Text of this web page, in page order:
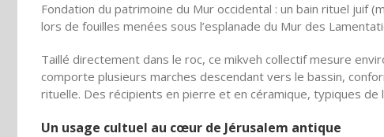
Fondation du patrimoine du Mur occidental : un bain rituel juif
lors de fouilles menées sous l’esplanade du Mur des
Taillé directement dans le roc, ce mikveh collectif mesure
comporte plusieurs marches descendant vers le bassin,
rituelle. Des récipients en pierre et en céramique, typiques
Un usage cultuel au cœur de Jérusalem antique